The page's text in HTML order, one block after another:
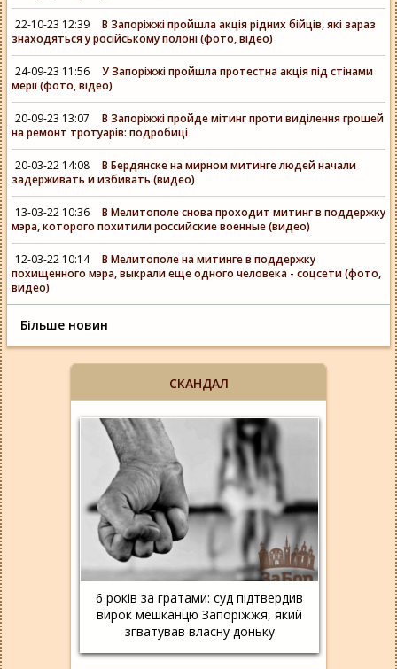
СКАНДАЛ
6 років за гратами: суд підтвердив
вирок мешканцю Запоріжжя, який
згватував власну доньку
22-10-23 12:39
В Запоріжжі пройшла акція рідних бійців, які зараз
знаходяться у російському полоні (фото, відео)
24-09-23 11:56
У Запоріжжі пройшла протестна акція під стінами
мерії (фото, відео)
20-09-23 13:07
В Запоріжжі пройде мітинг проти виділення грошей
на ремонт тротуарів: подробиці
20-03-22 14:08
В Бердянске на мирном митинге людей начали
задерживать и избивать (видео)
13-03-22 10:36
В Мелитополе снова проходит митинг в поддержку
мэра, которого похитили российские военные (видео)
12-03-22 10:14
В Мелитополе на митинге в поддержку
похищенного мэра, выкрали еще одного человека - соцсети (фото,
видео)
Більше новин